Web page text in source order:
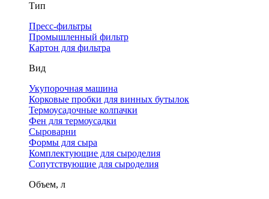
Тип
Пресс-фильтры
Промышленный фильтр
Картон для фильтра
Вид
Укупорочная машина
Корковые пробки для винных бутылок
Термоусадочные колпачки
Фен для термоусадки
Сыроварни
Формы для сыра
Комплектующие для сыроделия
Сопутствующие для сыроделия
Объем, л